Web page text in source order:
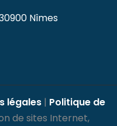
Nîmes
légales | Politique de
de sites Internet,